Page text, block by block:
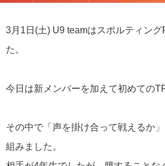
3月1日(土) U9 teamはスポルティン
た。
今日は新メンバーを加えて初めての
その中で「声を掛け合って戦えるか
組みました。